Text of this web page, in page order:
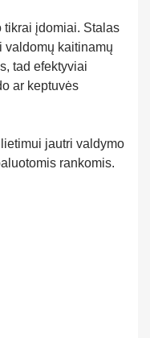
tikrai įdomiai. Stalas
valdomų kaitinamų
tad efektyviai
ar keptuvės
jautri valdymo
rankomis.